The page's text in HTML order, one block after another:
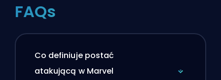
FAQs
Co definiuje postać
atakującą w Marvel